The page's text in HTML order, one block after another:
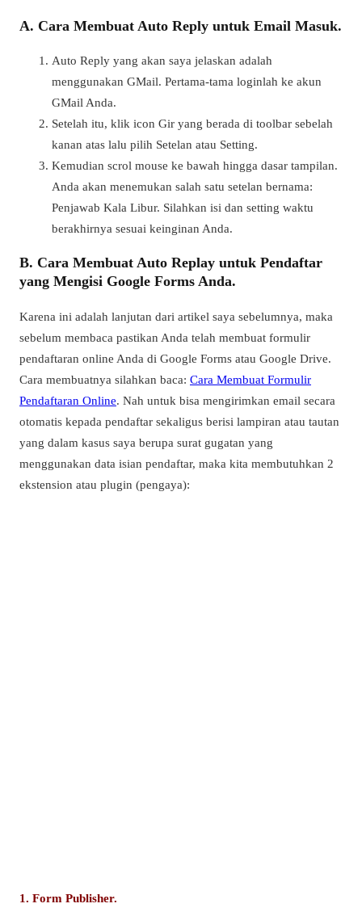
A. Cara Membuat Auto Reply untuk Email Masuk.
Auto Reply yang akan saya jelaskan adalah
menggunakan GMail. Pertama-tama loginlah ke akun
GMail Anda.
Setelah itu, klik icon Gir yang berada di toolbar sebelah
kanan atas lalu pilih Setelan atau Setting.
Kemudian scrol mouse ke bawah hingga dasar tampilan.
Anda akan menemukan salah satu setelan bernama:
Penjawab Kala Libur. Silahkan isi dan setting waktu
berakhirnya sesuai keinginan Anda.
B. Cara Membuat Auto Replay untuk Pendaftar
yang Mengisi Google Forms Anda.
Karena ini adalah lanjutan dari artikel saya sebelumnya, maka
sebelum membaca pastikan Anda telah membuat formulir
pendaftaran online Anda di Google Forms atau Google Drive.
Cara membuatnya silahkan baca: Cara Membuat Formulir
Pendaftaran Online. Nah untuk bisa mengirimkan email secara
otomatis kepada pendaftar sekaligus berisi lampiran atau tautan
yang dalam kasus saya berupa surat gugatan yang
menggunakan data isian pendaftar, maka kita membutuhkan 2
ekstension atau plugin (pengaya):
1. Form Publisher.